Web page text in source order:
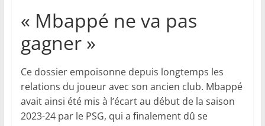
« Mbappé ne va pas
gagner »
Ce dossier empoisonne depuis longtemps les
relations du joueur avec son ancien club. Mbappé
avait ainsi été mis à l’écart au début de la saison
2023-24 par le PSG, qui a finalement dû se